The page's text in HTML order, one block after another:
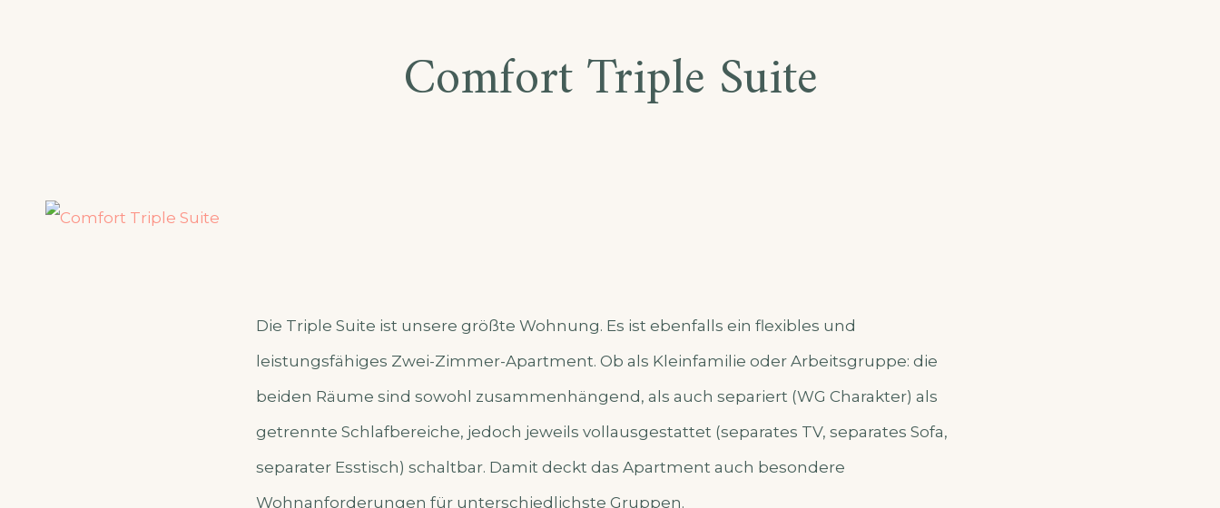
Comfort Triple Suite
Die Triple Suite ist unsere größte Wohnung. Es ist ebenfalls ein flexibles und
leistungsfähiges Zwei-Zimmer-Apartment. Ob als Kleinfamilie oder Arbeitsgruppe: die
beiden Räume sind sowohl zusammenhängend, als auch separiert (WG Charakter) als
getrennte Schlafbereiche, jedoch jeweils vollausgestattet (separates TV, separates Sofa,
separater Esstisch) schaltbar. Damit deckt das Apartment auch besondere
Wohnanforderungen für unterschiedlichste Gruppen.